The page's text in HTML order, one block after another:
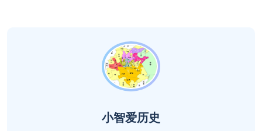
小智爱历史